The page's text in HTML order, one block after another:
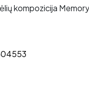
kompozicija